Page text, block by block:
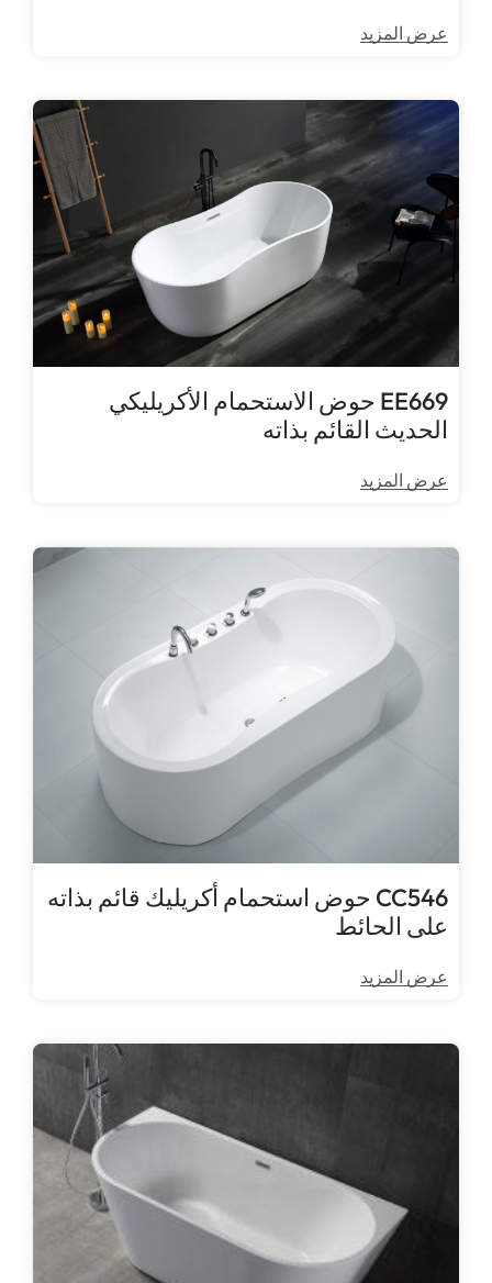
عرض المزيد
EE669 حوض الاستحمام الأكريليكي
الحديث القائم بذاته
عرض المزيد
CC546 حوض استحمام أكريليك قائم بذاته
على الحائط
عرض المزيد